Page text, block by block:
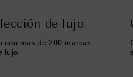
de lujo
con más de 200 marcas
lujo